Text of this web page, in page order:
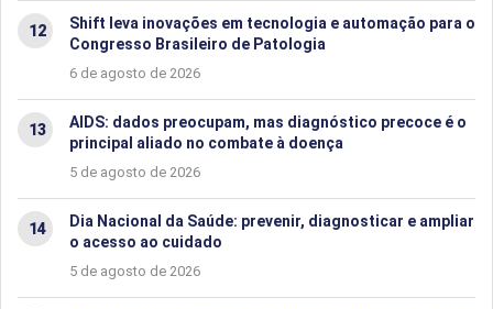
Shift leva inovações em tecnologia e automação para o
Congresso Brasileiro de Patologia
6 de agosto de 2026
AIDS: dados preocupam, mas diagnóstico precoce é o
principal aliado no combate à doença
5 de agosto de 2026
Dia Nacional da Saúde: prevenir, diagnosticar e ampliar
o acesso ao cuidado
5 de agosto de 2026